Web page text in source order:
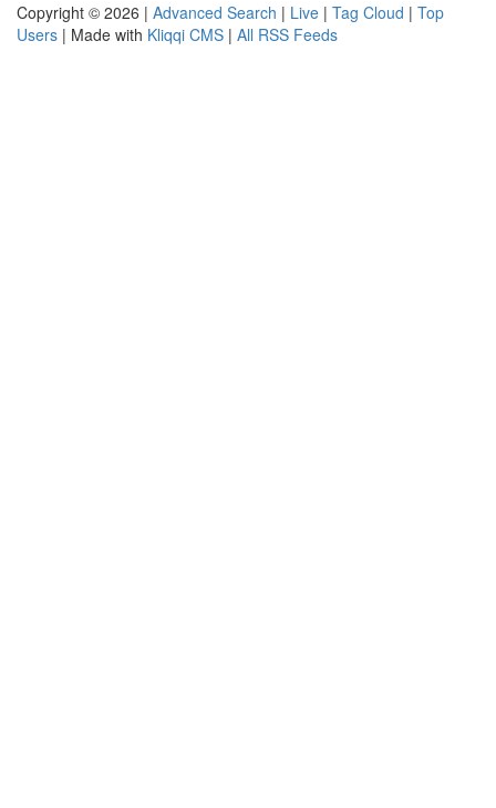
Copyright © 2026 | Advanced Search | Live | Tag Cloud | Top
Users | Made with Kliqqi CMS | All RSS Feeds